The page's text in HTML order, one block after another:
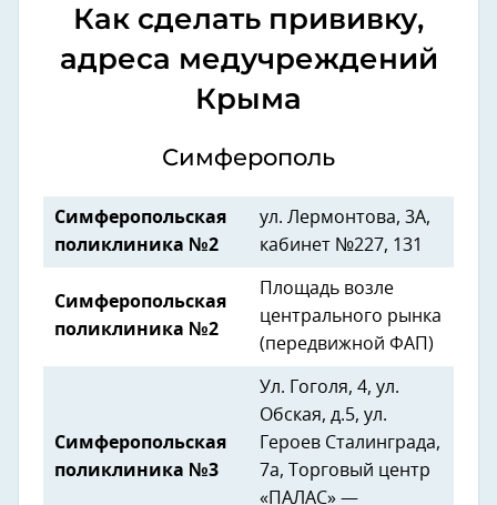
Как сделать прививку,
адреса медучреждений
Крыма
Симферополь
Симферопольская
поликлиника №2
ул. Лермонтова, 3А,
кабинет №227, 131
Симферопольская
поликлиника №2
Площадь возле
центрального рынка
(передвижной ФАП)
Симферопольская
поликлиника №3
Ул. Гоголя, 4, ул.
Обская, д.5, ул.
Героев Сталинграда,
7а, Торговый центр
«ПАЛАС» —